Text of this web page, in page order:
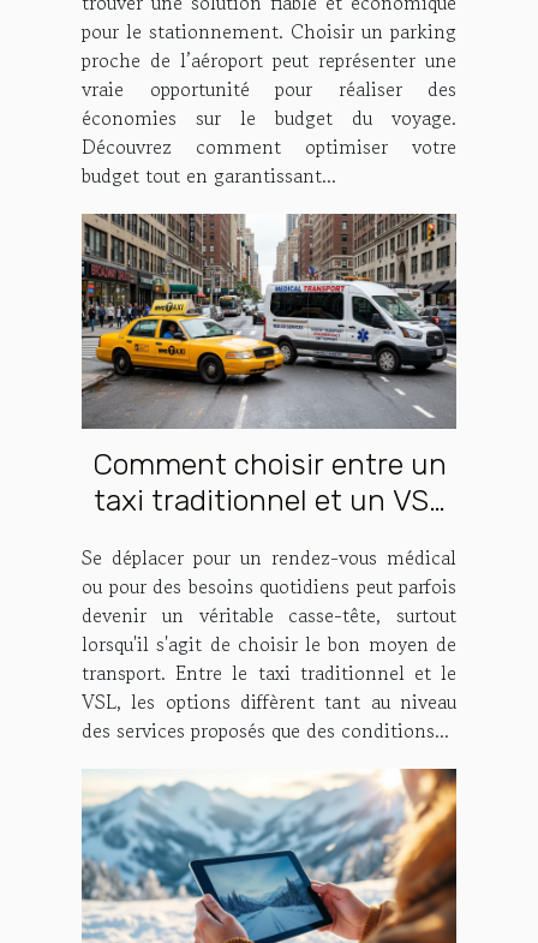
pour le stationnement. Choisir un parking
proche de l’aéroport peut représenter une
vraie opportunité pour réaliser des
économies sur le budget du voyage.
Découvrez comment optimiser votre
budget tout en garantissant...
Comment choisir entre un
taxi traditionnel et un VSL
Se déplacer pour un rendez-vous médical
ou pour des besoins quotidiens peut parfois
devenir un véritable casse-tête, surtout
lorsqu'il s'agit de choisir le bon moyen de
transport. Entre le taxi traditionnel et le
VSL, les options diffèrent tant au niveau
des services proposés que des conditions...